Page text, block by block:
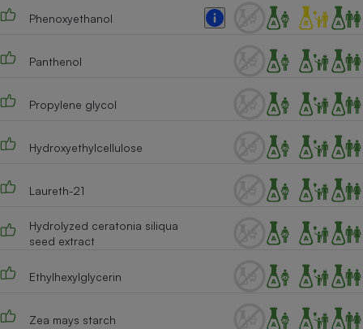
Phenoxyethanol
Panthenol
Propylene glycol
Hydroxyethylcellulose
Laureth-21
Hydrolyzed ceratonia siliqua
seed extract
Ethylhexylglycerin
Zea mays starch